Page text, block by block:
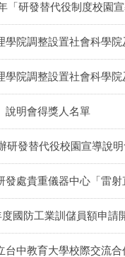
「研發替代役制度校園
學院調整設置社會科學
學院調整設置社會科學
說明會得獎人名單
研發替代役校園宣導說
發處貴重儀器中心「雷
國防工業訓儲員額申請
台中教育大學校際交流